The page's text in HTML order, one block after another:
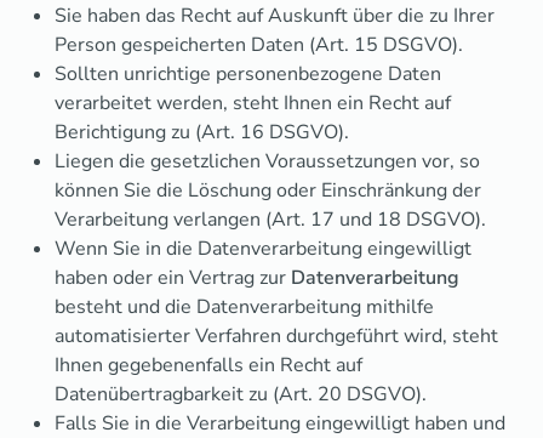
Sie haben das Recht auf Auskunft über die zu Ihrer
Person gespeicherten Daten (Art. 15 DSGVO).
Sollten unrichtige personenbezogene Daten
verarbeitet werden, steht Ihnen ein Recht auf
Berichtigung zu (Art. 16 DSGVO).
Liegen die gesetzlichen Voraussetzungen vor, so
können Sie die Löschung oder Einschränkung der
Verarbeitung verlangen (Art. 17 und 18 DSGVO).
Wenn Sie in die Datenverarbeitung eingewilligt
haben oder ein Vertrag zur Datenverarbeitung
besteht und die Datenverarbeitung mithilfe
automatisierter Verfahren durchgeführt wird, steht
Ihnen gegebenenfalls ein Recht auf
Datenübertragbarkeit zu (Art. 20 DSGVO).
Falls Sie in die Verarbeitung eingewilligt haben und